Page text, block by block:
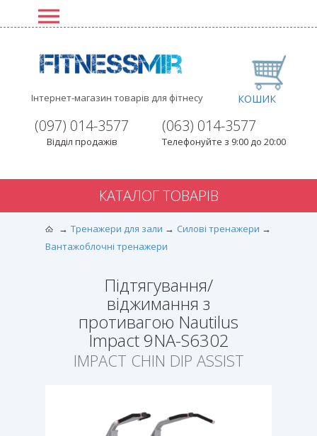
Інтернет-магазин товарів для фітнесу
(063) 014-3577
Телефонуйте з 9:00 до 20:00
(097) 014-3577
Відділ продажів
КОШИК
КАТАЛОГ ТОВАРІВ
Тренажери для зали
Силові тренажери
Вантажоблочні тренажери
Підтягування/
віджимання з
противагою Nautilus
Impact 9NA-S6302
IMPACT CHIN DIP ASSIST